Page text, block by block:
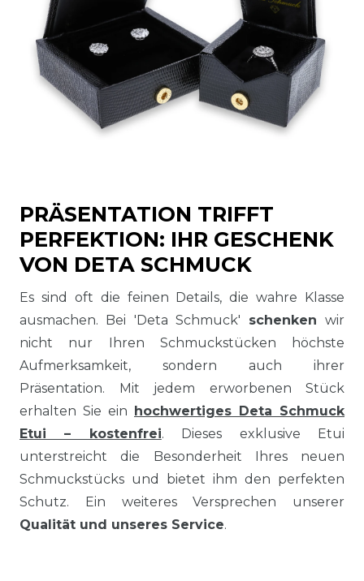
PRÄSENTATION TRIFFT
PERFEKTION: IHR GESCHENK
VON DETA SCHMUCK
Es sind oft die feinen Details, die wahre Klasse
ausmachen. Bei 'Deta Schmuck' schenkenwir
nicht nur Ihren Schmuckstücken höchste
Aufmerksamkeit, sondern auch ihrer
Präsentation. Mit jedem erworbenen Stück
erhalten Sie ein
hochwertiges Deta Schmuck
Etui – kostenfrei. Dieses exklusive Etui
unterstreicht die Besonderheit Ihres neuen
Schmuckstücks und bietet ihm den perfekten
Schutz. Ein weiteres Versprechen unserer
Qualität und unseres Service.